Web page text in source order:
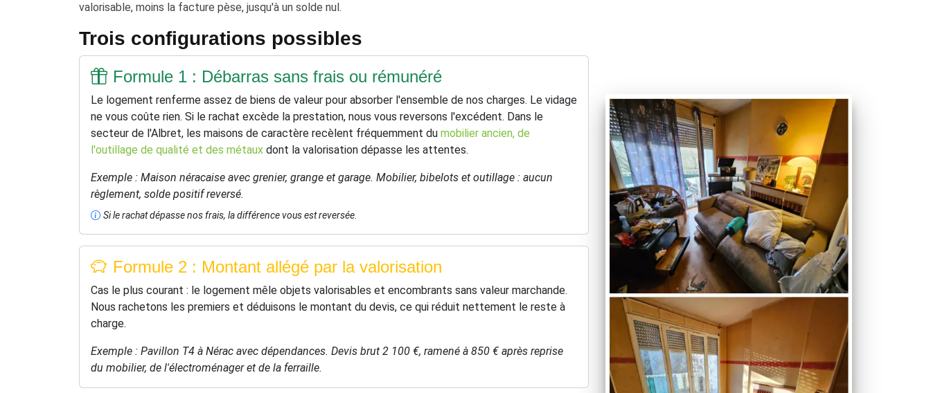
valorisable, moins la facture pèse, jusqu'à un solde nul.
Trois configurations possibles
Formule 1 : Débarras sans frais ou rémunéré
Le logement renferme assez de biens de valeur pour absorber l'ensemble de nos charges. Le vidage
ne vous coûte rien. Si le rachat excède la prestation, nous vous reversons l'excédent. Dans le
secteur de l'Albret, les maisons de caractère recèlent fréquemment du mobilier ancien, de
l'outillage de qualité et des métaux dont la valorisation dépasse les attentes.
Exemple : Maison néracaise avec grenier, grange et garage. Mobilier, bibelots et outillage : aucun
règlement, solde positif reversé.
Si le rachat dépasse nos frais, la différence vous est reversée.
Formule 2 : Montant allégé par la valorisation
Cas le plus courant : le logement mêle objets valorisables et encombrants sans valeur marchande.
Nous rachetons les premiers et déduisons le montant du devis, ce qui réduit nettement le reste à
charge.
Exemple : Pavillon T4 à Nérac avec dépendances. Devis brut 2 100 €, ramené à 850 € après reprise
du mobilier, de l'électroménager et de la ferraille.